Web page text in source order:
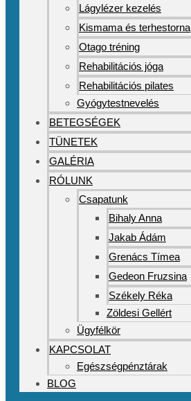
Lágylézer kezelés
Kismama és terhestorna
Otago tréning
Rehabilitációs jóga
Rehabilitációs pilates
Gyógytestnevelés
BETEGSÉGEK
TÜNETEK
GALÉRIA
RÓLUNK
Csapatunk
Bihaly Anna
Jakab Ádám
Grenács Tímea
Gedeon Fruzsina
Székely Réka
Zöldesi Gellért
Ügyfélkör
KAPCSOLAT
Egészségpénztárak
BLOG